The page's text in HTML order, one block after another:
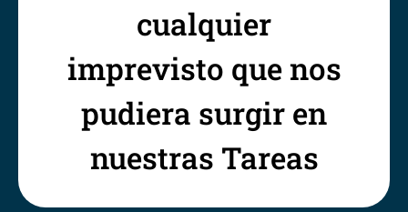
cualquier
imprevisto que nos
pudiera surgir en
nuestras Tareas